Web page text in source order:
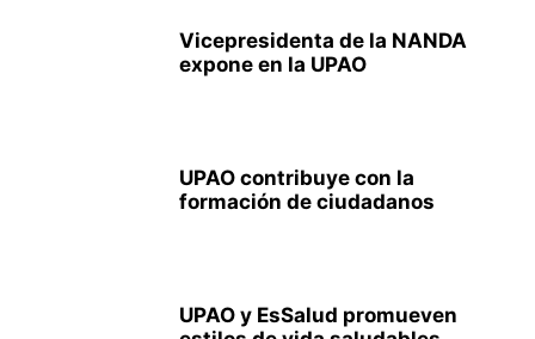
Vicepresidenta de la NANDA
expone en la UPAO
UPAO contribuye con la
formación de ciudadanos
UPAO y EsSalud promueven